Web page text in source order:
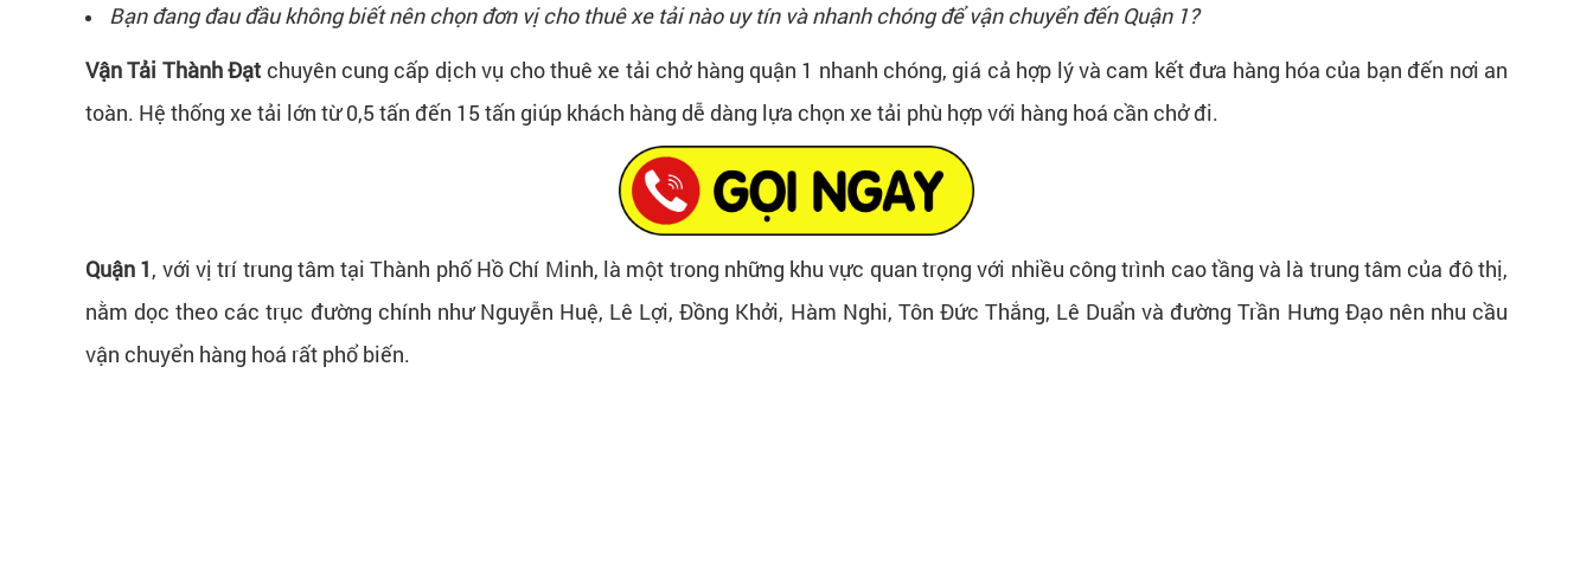
Bạn đang đau đầu không biết nên chọn đơn vị cho thuê xe tải nào uy tín và nhanh chóng để vận chuyển đến Quận 1?
Vận Tải Thành Đạt chuyên cung cấp dịch vụ cho thuê xe tải chở hàng quận 1 nhanh chóng, giá cả hợp lý và cam kết đưa hàng hóa của bạn đến nơi an
toàn. Hệ thống xe tải lớn từ 0,5 tấn đến 15 tấn giúp khách hàng dễ dàng lựa chọn xe tải phù hợp với hàng hoá cần chở đi.
Quận 1, với vị trí trung tâm tại Thành phố Hồ Chí Minh, là một trong những khu vực quan trọng với nhiều công trình cao tầng và là trung tâm của đô thị,
nằm dọc theo các trục đường chính như Nguyễn Huệ, Lê Lợi, Đồng Khởi, Hàm Nghi, Tôn Đức Thắng, Lê Duẩn và đường Trần Hưng Đạo nên nhu cầu
vận chuyển hàng hoá rất phổ biến.